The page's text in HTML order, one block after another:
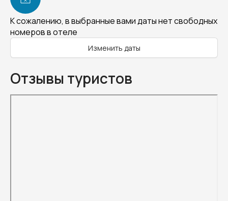
К сожалению, в выбранные вами даты нет свободных
номеров в отеле
Изменить даты
Отзывы туристов